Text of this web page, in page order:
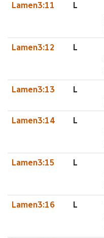
Lamen3:11 L
Lamen3:12 L
Lamen3:13 L
Lamen3:14 L
Lamen3:15 L
Lamen3:16 L